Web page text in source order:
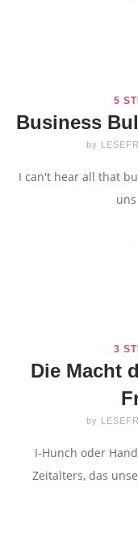
5
Business
by
I can't hear all that
3
Die Macht
by
I-Hunch oder
Zeitalters, das